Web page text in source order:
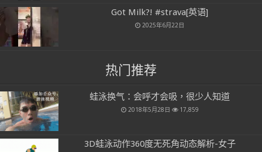
Got Milk?! #strava[英语]
2025年6月22日
热门推荐
蛙泳换气：会呼才会吸，很少人知道
2018年5月28日 17,859
3D蛙泳动作360度无死角动态解析-女子